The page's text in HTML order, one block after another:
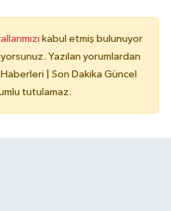
kabul etmiş bulunuyor
Yazılan yorumlardan
| Son Dakika Güncel
tutulamaz.